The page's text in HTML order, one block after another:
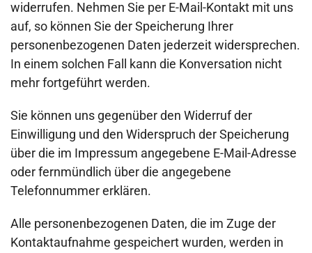
widerrufen. Nehmen Sie per E-Mail-Kontakt mit uns
auf, so können Sie der Speicherung Ihrer
personenbezogenen Daten jederzeit widersprechen.
In einem solchen Fall kann die Konversation nicht
mehr fortgeführt werden.
Sie können uns gegenüber den Widerruf der
Einwilligung und den Widerspruch der Speicherung
über die im Impressum angegebene E-Mail-Adresse
oder fernmündlich über die angegebene
Telefonnummer erklären.
Alle personenbezogenen Daten, die im Zuge der
Kontaktaufnahme gespeichert wurden, werden in